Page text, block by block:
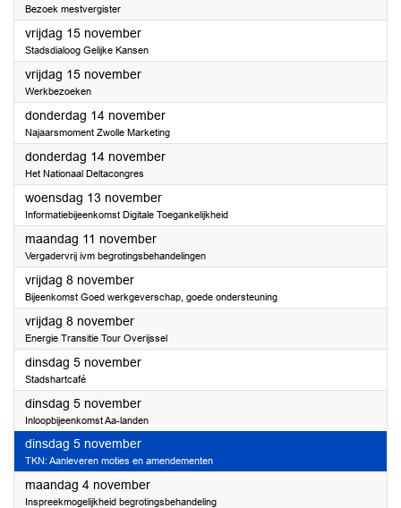
Bezoek mestvergister
vrijdag 15 november2024
Stadsdialoog Gelijke Kansen
vrijdag 15 november2024
Werkbezoeken
donderdag 14 november2024
Najaarsmoment Zwolle Marketing
donderdag 14 november2024
Het Nationaal Deltacongres
woensdag 13 november2024
Informatiebijeenkomst Digitale Toegankelijkheid
maandag 11 november2024
Vergadervrij ivm begrotingsbehandelingen
vrijdag 8 november2024
Bijeenkomst Goed werkgeverschap, goede ondersteuning
vrijdag 8 november2024
Energie Transitie Tour Overijssel
dinsdag 5 november2024
Stadshartcafé
dinsdag 5 november2024
Inloopbijeenkomst Aa-landen
dinsdag 5 november2024
TKN: Aanleveren moties en amendementen
maandag 4 november2024
Inspreekmogelijkheid begrotingsbehandeling